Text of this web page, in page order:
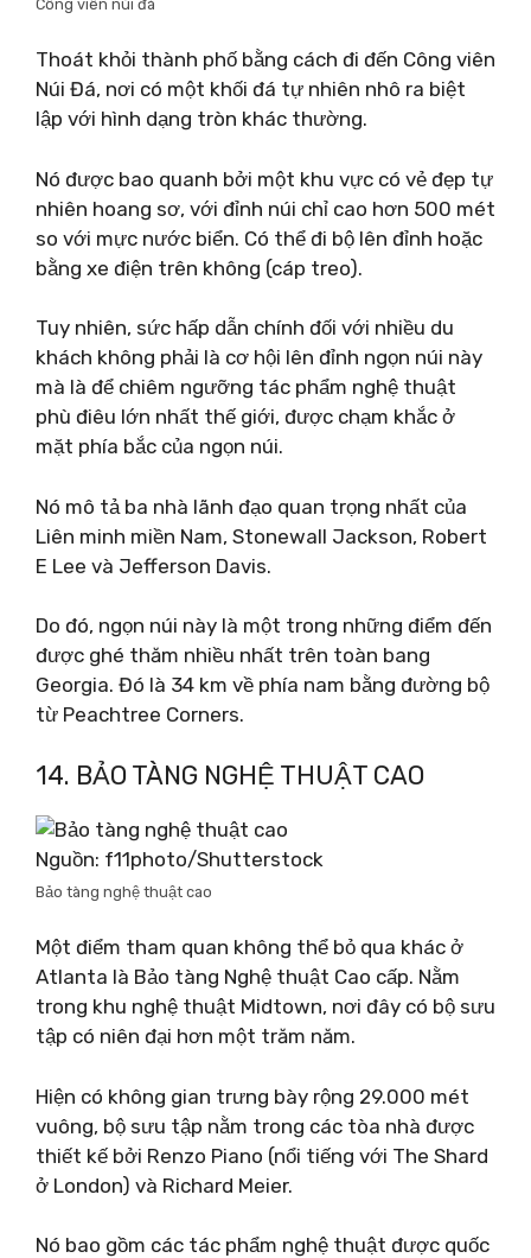
Công viên núi đá
Thoát khỏi thành phố bằng cách đi đến Công viên
Núi Đá, nơi có một khối đá tự nhiên nhô ra biệt
lập với hình dạng tròn khác thường.
Nó được bao quanh bởi một khu vực có vẻ đẹp tự
nhiên hoang sơ, với đỉnh núi chỉ cao hơn 500 mét
so với mực nước biển. Có thể đi bộ lên đỉnh hoặc
bằng xe điện trên không (cáp treo).
Tuy nhiên, sức hấp dẫn chính đối với nhiều du
khách không phải là cơ hội lên đỉnh ngọn núi này
mà là để chiêm ngưỡng tác phẩm nghệ thuật
phù điêu lớn nhất thế giới, được chạm khắc ở
mặt phía bắc của ngọn núi.
Nó mô tả ba nhà lãnh đạo quan trọng nhất của
Liên minh miền Nam, Stonewall Jackson, Robert
E Lee và Jefferson Davis.
Do đó, ngọn núi này là một trong những điểm đến
được ghé thăm nhiều nhất trên toàn bang
Georgia. Đó là 34 km về phía nam bằng đường bộ
từ Peachtree Corners.
14. BẢO TÀNG NGHỆ THUẬT CAO
Nguồn: f11photo/Shutterstock
Bảo tàng nghệ thuật cao
Một điểm tham quan không thể bỏ qua khác ở
Atlanta là Bảo tàng Nghệ thuật Cao cấp. Nằm
trong khu nghệ thuật Midtown, nơi đây có bộ sưu
tập có niên đại hơn một trăm năm.
Hiện có không gian trưng bày rộng 29.000 mét
vuông, bộ sưu tập nằm trong các tòa nhà được
thiết kế bởi Renzo Piano (nổi tiếng với The Shard
ở London) và Richard Meier.
Nó bao gồm các tác phẩm nghệ thuật được quốc